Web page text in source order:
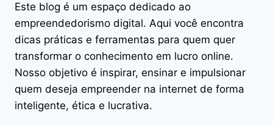
Este blog é um espaço dedicado ao
empreendedorismo digital. Aqui você encontra
dicas práticas e ferramentas para quem quer
transformar o conhecimento em lucro online.
Nosso objetivo é inspirar, ensinar e impulsionar
quem deseja empreender na internet de forma
inteligente, ética e lucrativa.